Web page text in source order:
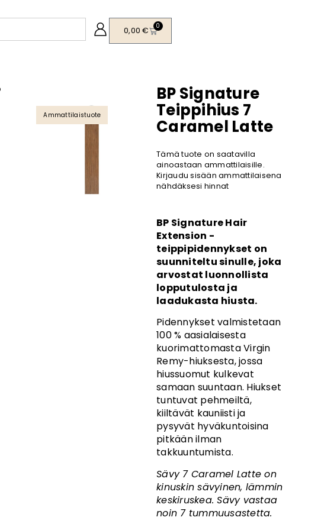
0,00€ 0
Ammattilaistuote
BP Signature
Teippihius 7
Caramel Latte
Tämä tuote on saatavilla
ainoastaan ammattilaisille.
Kirjaudu sisään ammattilaisena
nähdäksesi hinnat
BP Signature Hair
Extension -
teippipidennykset on
suunniteltu sinulle, joka
arvostat luonnollista
lopputulosta ja
laadukasta hiusta.
Pidennykset valmistetaan
100 % aasialaisesta
kuorimattomasta Virgin
Remy-hiuksesta, jossa
hiussuomut kulkevat
samaan suuntaan. Hiukset
tuntuvat pehmeiltä,
kiiltävät kauniisti ja
pysyvät hyväkuntoisina
pitkään ilman
takkuuntumista.
Sävy 7 Caramel Latte on
kinuskin sävyinen, lämmin
keskiruskea. Sävy vastaa
noin 7 tummuusastetta.